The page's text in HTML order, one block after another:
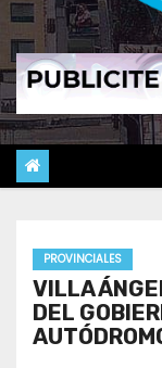
PROVINCIALES
VILLA
DEL